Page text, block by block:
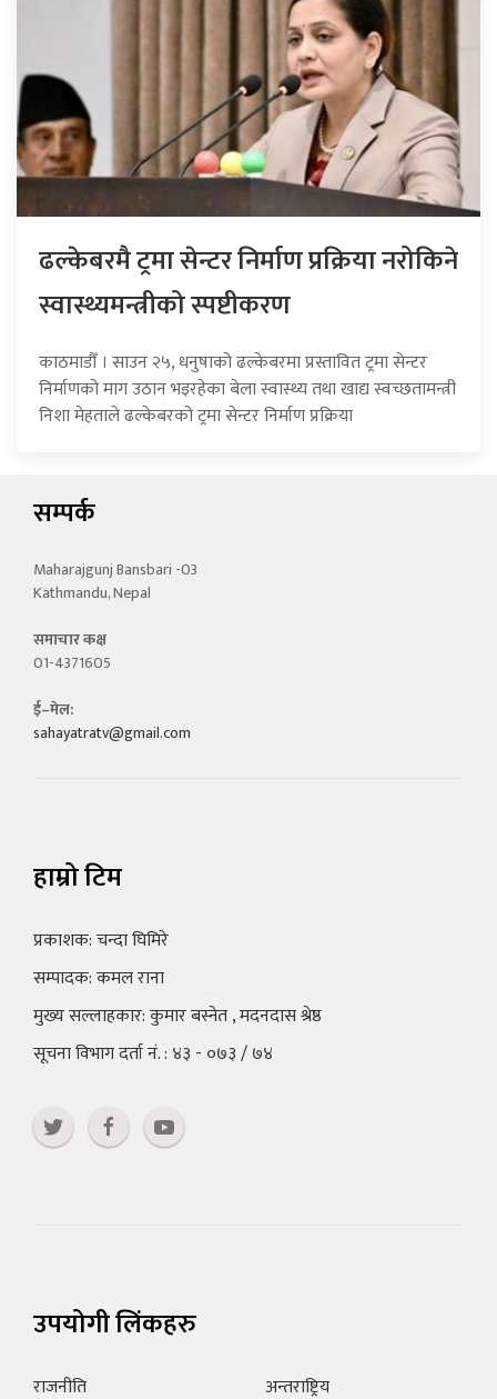
ढल्केबरमै ट्रमा सेन्टर निर्माण प्रक्रिया नरोकिने
स्वास्थ्यमन्त्रीको स्पष्टीकरण
काठमाडौँ । साउन २५, धनुषाको ढल्केबरमा प्रस्तावित ट्रमा सेन्टर
निर्माणको माग उठान भइरहेका बेला स्वास्थ्य तथा खाद्य स्वच्छतामन्त्री
निशा मेहताले ढल्केबरको ट्रमा सेन्टर निर्माण प्रक्रिया
सम्पर्क
Maharajgunj Bansbari -03
Kathmandu, Nepal
समाचार कक्ष
01-4371605
ई–मेल:
sahayatratv@gmail.com
हाम्रो टिम
प्रकाशक: चन्दा घिमिरे
सम्पादक: कमल राना
मुख्य सल्लाहकार: कुमार बस्नेत , मदनदास श्रेष्ठ
सूचना विभाग दर्ता नं. : ४३ - ०७३ / ७४
उपयोगी लिंकहरु
राजनीति अन्तराष्ट्रिय